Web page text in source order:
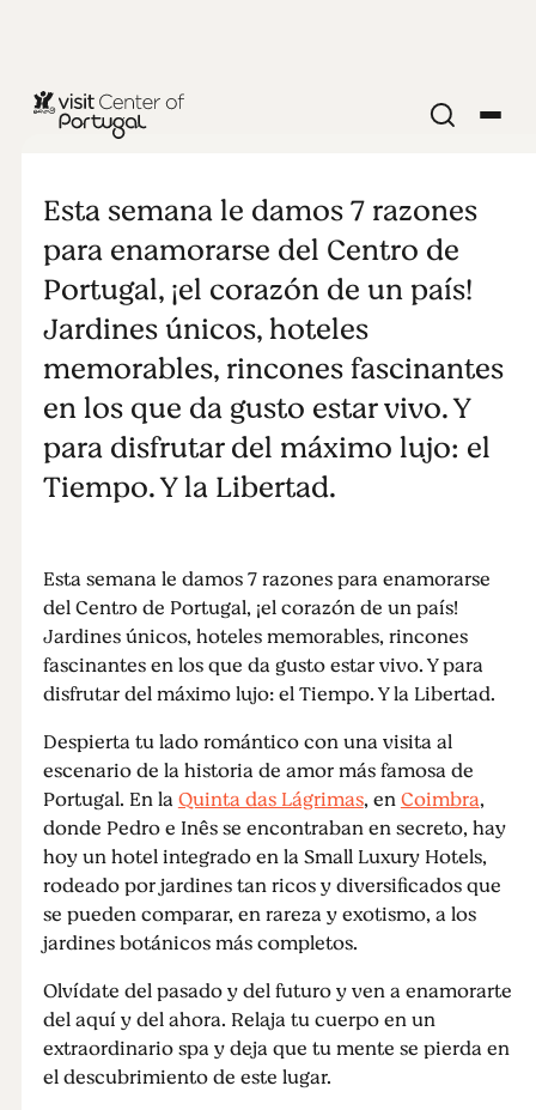
Enamorarse
de la Belleza
Esta semana le damos 7 razones
para enamorarse del Centro de
Portugal, ¡el corazón de un país!
Jardines únicos, hoteles
memorables, rincones fascinantes
en los que da gusto estar vivo. Y
para disfrutar del máximo lujo: el
Tiempo. Y la Libertad.
Esta semana le damos 7 razones para enamorarse
del Centro de Portugal, ¡el corazón de un país!
Jardines únicos, hoteles memorables, rincones
fascinantes en los que da gusto estar vivo. Y para
disfrutar del máximo lujo: el Tiempo. Y la Libertad.
Despierta tu lado romántico con una visita al
escenario de la historia de amor más famosa de
Portugal. En laQuinta das Lágrimas, enCoimbra,
donde Pedro e Inês se encontraban en secreto, hay
hoy un hotel integrado en la Small Luxury Hotels,
rodeado por jardines tan ricos y diversificados que
se pueden comparar, en rareza y exotismo, a los
jardines botánicos más completos.
Olvídate del pasado y del futuro y ven a enamorarte
del aquí y del ahora. Relaja tu cuerpo en un
extraordinario spa y deja que tu mente se pierda en
el descubrimiento de este lugar.